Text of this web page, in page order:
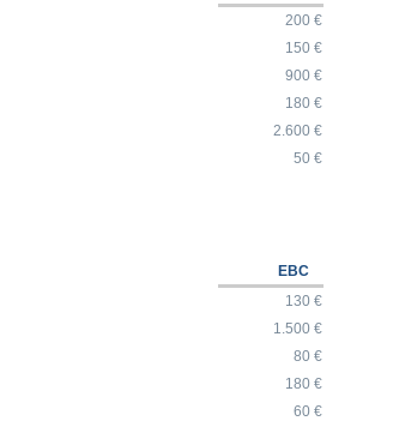
200 €
150 €
900 €
180 €
2.600 €
50 €
EBC
130 €
1.500 €
80 €
180 €
60 €